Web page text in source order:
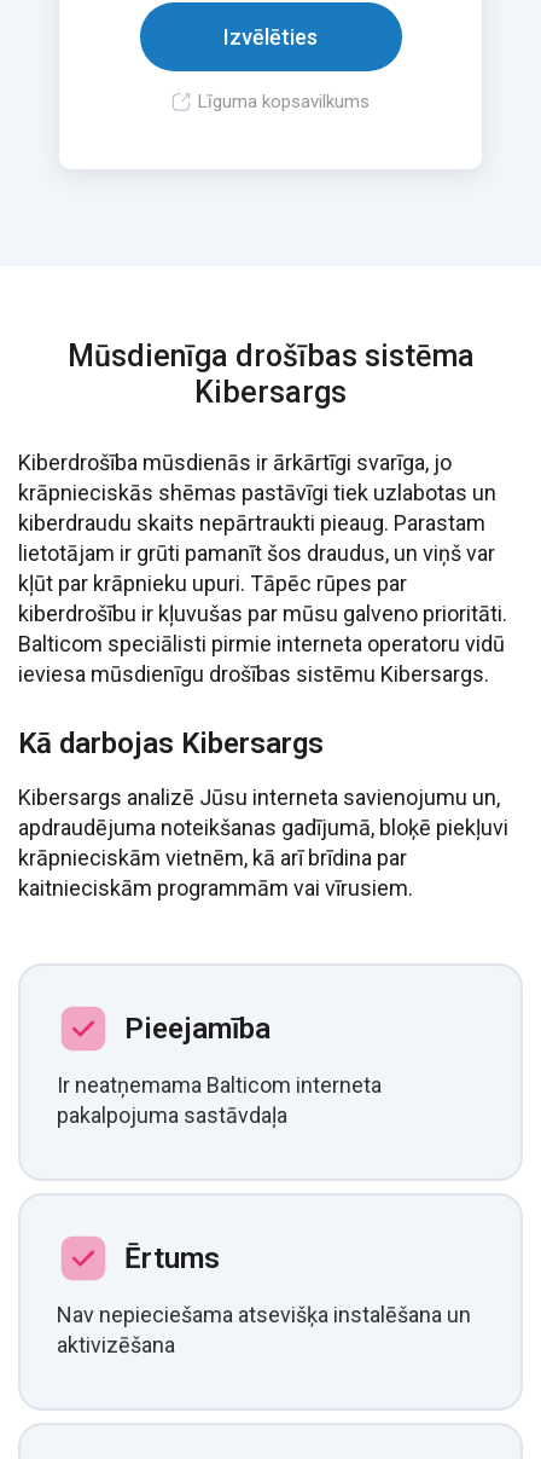
Izvēlēties
Līguma kopsavilkums
Mūsdienīga drošības sistēma
Kibersargs
Kiberdrošība mūsdienās ir ārkārtīgi svarīga, jo
krāpnieciskās shēmas pastāvīgi tiek uzlabotas un
kiberdraudu skaits nepārtraukti pieaug. Parastam
lietotājam ir grūti pamanīt šos draudus, un viņš var
kļūt par krāpnieku upuri. Tāpēc rūpes par
kiberdrošību ir kļuvušas par mūsu galveno prioritāti.
Balticom speciālisti pirmie interneta operatoru vidū
ieviesa mūsdienīgu drošības sistēmu Kibersargs.
Kā darbojas Kibersargs
Kibersargs analizē Jūsu interneta savienojumu un,
apdraudējuma noteikšanas gadījumā, bloķē piekļuvi
krāpnieciskām vietnēm, kā arī brīdina par
kaitnieciskām programmām vai vīrusiem.
Pieejamība
Ir neatņemama Balticom interneta
pakalpojuma sastāvdaļa
Ērtums
Nav nepieciešama atsevišķa instalēšana un
aktivizēšana